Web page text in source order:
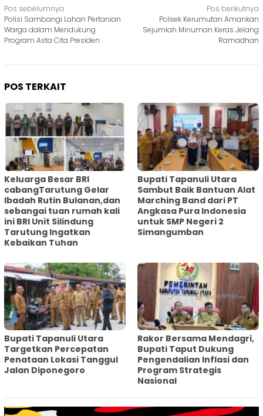
Navigasi
pos
Pos sebelumnya
Polisi Sambangi Lahan Pertanian
Warga dalam Mendukung
Program Asta Cita Presiden
Pos berikutnya
Polsek Kerumutan Amankan
Sejumlah Minuman Keras Jelang
Ramadhan
POS TERKAIT
Keluarga Besar BRI
cabangTarutung Gelar
Ibadah Rutin Bulanan,dan
sebangai tuan rumah kali
ini BRI Unit Silindung
Tarutung Ingatkan
Kebaikan Tuhan
Bupati Tapanuli Utara
Sambut Baik Bantuan Alat
Marching Band dari PT
Angkasa Pura Indonesia
untuk SMP Negeri 2
Simangumban
‎Bupati Tapanuli Utara
Targetkan Percepatan
Penataan Lokasi Tanggul
Jalan Diponegoro
Rakor Bersama Mendagri,
Bupati Taput Dukung
Pengendalian Inflasi dan
Program Strategis
Nasional‎